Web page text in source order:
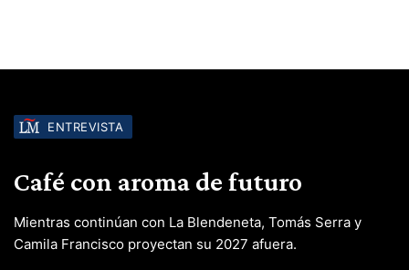
ENTREVISTA
Café con aroma de futuro
Mientras continúan con La Blendeneta, Tomás Serra y
Camila Francisco proyectan su 2027 afuera.